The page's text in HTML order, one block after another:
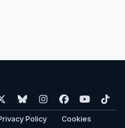
b
l
u
n
s
a
y
o
u
i
Policy Cookies